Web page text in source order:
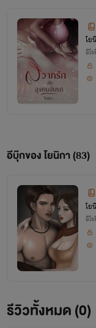
โย
อีโ
อีบุ๊กของ โยนิกา (83)
โย
อีโ
รีวิวทั้งหมด (0)